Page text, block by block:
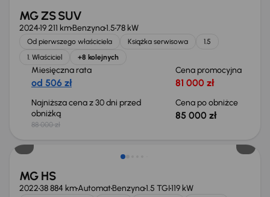
MG ZS SUV
202419 211 kmBenzyna1.578 kW
Od pierwszego właściciela Książka serwisowa
1.5
1. Właściciel
+8 kolejnych
Miesięczna rata
od 506 zł
Cena promocyjna
81 000 zł
Najniższa cena z 30 dni przed
obniżką
88 000 zł
Cena po obniżce
85 000 zł
MG HS
202238 884 kmAutomatBenzyna1.5 TGI119 kW